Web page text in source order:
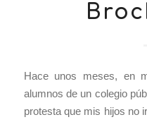
Hace unos meses, en
alumnos de un colegio
protesta que mis hijos no